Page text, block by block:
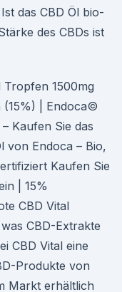
das CBD Öl bio-
des CBDs ist
1500mg
(15%) | Endoca©
Kaufen Sie das
von Endoca – Bio,
Kaufen Sie
| 15%
CBD Vital
CBD-Extrakte
CBD Vital eine
Produkte von
Markt erhältlich